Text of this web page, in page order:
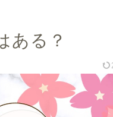
ある？